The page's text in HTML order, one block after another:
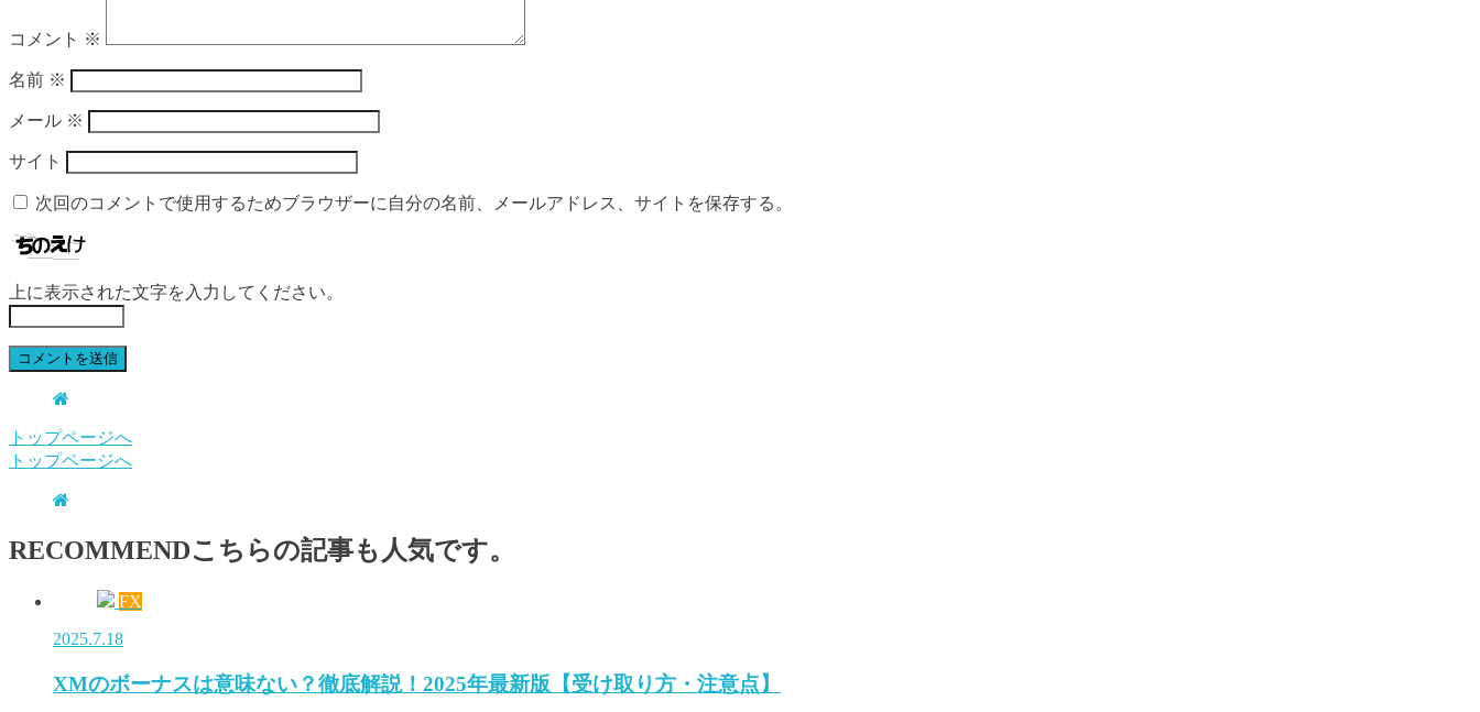
コメント ※
名前 ※
メール ※
サイト
次回のコメントで使用するためブラウザーに自分の名前、メールアドレス、サイトを保存する。
上に表示された文字を入力してください。
トップページへ
トップページへ
RECOMMENDこちらの記事も人気です。
FX
2025.7.18
XMのボーナスは意味ない？徹底解説！2025年最新版【受け取り方・注意点】